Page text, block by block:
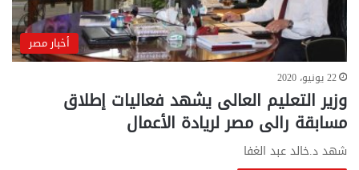
أخبار مصر
22 يونيو، 2020
وزير التعليم العالى يشهد فعاليات إطلاق
مسابقة رالى مصر لريادة الأعمال
شهد د.خالد عبد الغفا